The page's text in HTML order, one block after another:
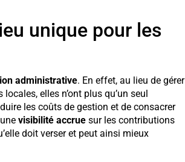
unique pour les
administrative. En effet, au lieu de gérer
elles n’ont plus qu’un seul
les coûts de gestion et de consacrer
visibilité accruesur les contributions
doit verser et peut ainsi mieux